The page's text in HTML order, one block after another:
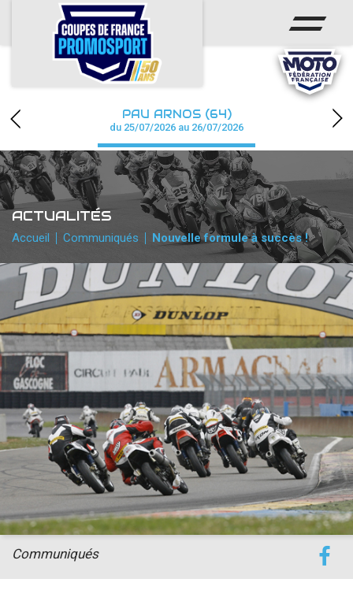
ACCUEIL
ACTUS
CALENDRIER
CHAMPIONNAT
RÉSULTATS
PHOTOS / WEB TV
PARTENAIRES
accéder à la billetterie
PAU ARNOS (64)
du 25/07/2026 au 26/07/2026
ACTUALITÉS
Accueil Communiqués Nouvelle formule à succès !
Communiqués